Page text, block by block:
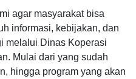
agar masyarakat bisa
informasi, kebijakan, dan
melalui Dinas Koperasi
Mulai dari yang sudah
hingga program yang akan